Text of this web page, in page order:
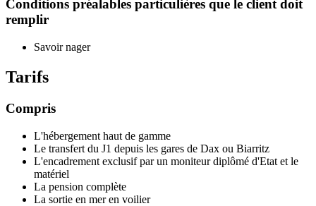
Conditions préalables particulières que le client doit
remplir
Savoir nager
Tarifs
Compris
L'hébergement haut de gamme
Le transfert du J1 depuis les gares de Dax ou Biarritz
L'encadrement exclusif par un moniteur diplômé d'Etat et le
matériel
La pension complète
La sortie en mer en voilier